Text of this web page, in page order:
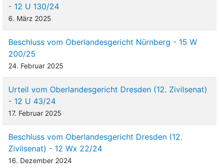
- 12 U 130/24
6. März 2025
Beschluss vom Oberlandesgericht Nürnberg - 15 W
200/25
24. Februar 2025
Urteil vom Oberlandesgericht Dresden (12. Zivilsenat)
- 12 U 43/24
17. Februar 2025
Beschluss vom Oberlandesgericht Dresden (12.
Zivilsenat) - 12 Wx 22/24
16. Dezember 2024